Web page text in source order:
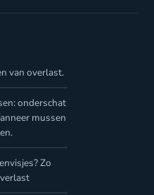
van overlast.
onderschat
mussen
Zo